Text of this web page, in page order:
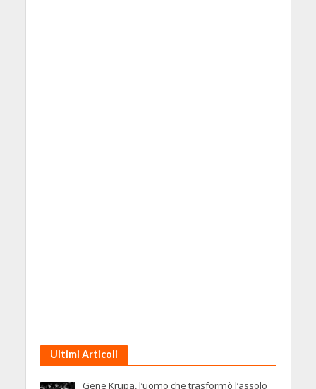
Ultimi Articoli
Gene Krupa, l’uomo che trasformò l’assolo